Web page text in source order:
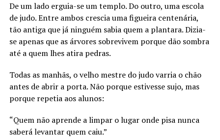
De um lado erguia-se um templo. Do outro, uma escola
de judo. Entre ambos crescia uma figueira centenária,
tão antiga que já ninguém sabia quem a plantara. Dizia-
se apenas que as árvores sobrevivem porque dão sombra
até a quem lhes atira pedras.
Todas as manhãs, o velho mestre do judo varria o chão
antes de abrir a porta. Não porque estivesse sujo, mas
porque repetia aos alunos:
“Quem não aprende a limpar o lugar onde pisa nunca
saberá levantar quem caiu.”